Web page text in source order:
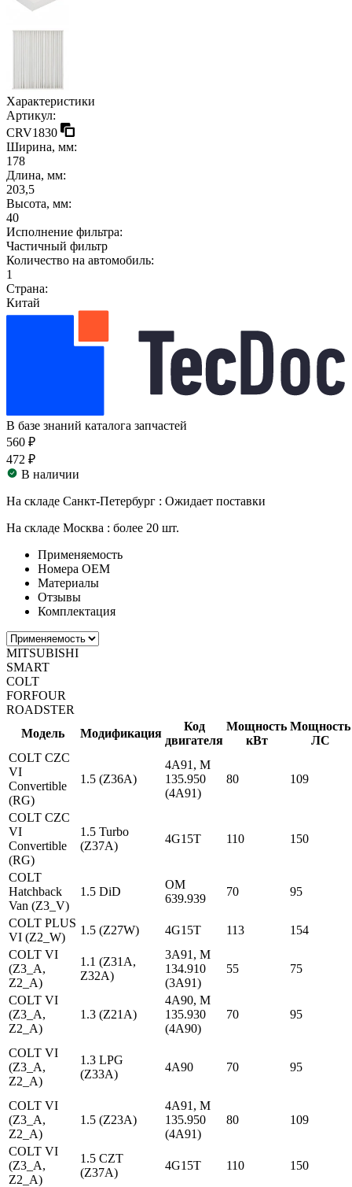
Характеристики
Артикул:
CRV1830
Ширина, мм:
178
Длина, мм:
203,5
Высота, мм:
40
Исполнение фильтра:
Частичный фильтр
Количество на автомобиль:
1
Страна:
Китай
В базе знаний каталога запчастей
560 ₽
472 ₽
В наличии
На складе Санкт-Петербург : Ожидает поставки
На складе Москва : более 20 шт.
Применяемость
Номера ОЕМ
Материалы
Отзывы
Комплектация
MITSUBISHI
SMART
COLT
FORFOUR
ROADSTER
Модель
Модификация
Код
двигателя
Мощность
кВт
Мощность
ЛС
COLT CZC
VI
Convertible
(RG)
1.5 (Z36A)
4A91, M
135.950
(4A91)
80 109
COLT CZC
VI
Convertible
(RG)
1.5 Turbo
(Z37A)
4G15T 110 150
COLT
Hatchback
Van (Z3_V)
1.5 DiD
OM
639.939
70 95
COLT PLUS
VI (Z2_W)
1.5 (Z27W) 4G15T 113
154
COLT VI
(Z3_A,
Z2_A)
1.1 (Z31A,
Z32A)
3A91, M
134.910
(3A91)
55 75
COLT VI
(Z3_A,
Z2_A)
1.3 (Z21A)
4A90, M
135.930
(4A90)
70 95
COLT VI
(Z3_A,
Z2_A)
1.3 LPG
(Z33A)
4A90 70 95
COLT VI
(Z3_A,
Z2_A)
1.5 (Z23A)
4A91, M
135.950
(4A91)
80 109
COLT VI
(Z3_A,
Z2_A)
1.5 CZT
(Z37A)
4G15T 110 150